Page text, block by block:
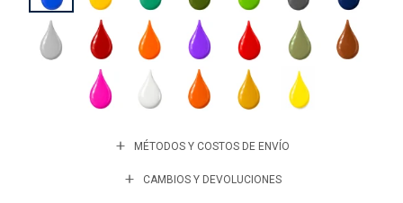
MÉTODOS Y COSTOS DE ENVÍO
CAMBIOS Y DEVOLUCIONES